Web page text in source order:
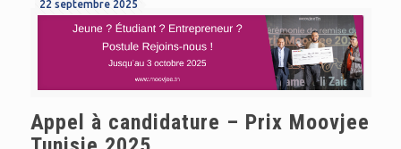
22 septembre 2025
Appel à candidature – Prix Moovjee